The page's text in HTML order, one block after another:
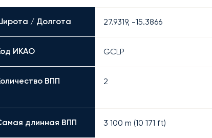
/ Долгота 27.9319, -15.3866
ИКАО GCLP
ВПП 2
длинная ВПП 3 100 m (10 171 ft)